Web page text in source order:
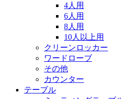
4人用
6人用
8人用
10人以上用
クリーンロッカー
ワードローブ
その他
カウンター
テーブル